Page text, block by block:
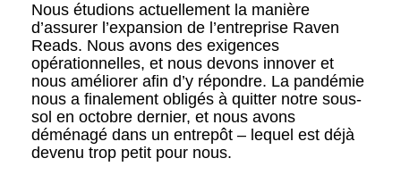
Nous étudions actuellement la manière
d’assurer l’expansion de l’entreprise Raven
Reads. Nous avons des exigences
opérationnelles, et nous devons innover et
nous améliorer afin d’y répondre. La pandémie
nous a finalement obligés à quitter notre sous-
sol en octobre dernier, et nous avons
déménagé dans un entrepôt – lequel est déjà
devenu trop petit pour nous.